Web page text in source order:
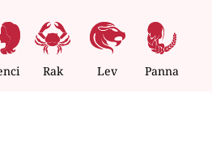
Rak Lev Panna